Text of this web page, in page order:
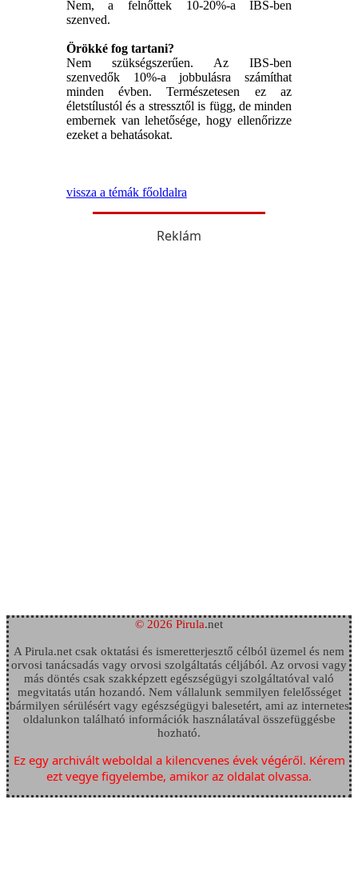
Nem, a felnőttek 10-20%-a IBS-ben
szenved.
Örökké fog tartani?
Nem szükségszerűen. Az IBS-ben
szenvedők 10%-a jobbulásra számíthat
minden évben. Természetesen ez az
életstílustól és a stressztől is függ, de minden
embernek van lehetősége, hogy ellenőrizze
ezeket a behatásokat.
vissza a témák főoldalra
Reklám
© 2026 Pirula.net
A Pirula.net csak oktatási és ismeretterjesztő célból üzemel és nem
orvosi tanácsadás vagy orvosi szolgáltatás céljából. Az orvosi vagy
más döntés csak szakképzett egészségügyi szolgáltatóval való
megvitatás után hozandó. Nem vállalunk semmilyen felelősséget
bármilyen sérülésért vagy egészségügyi balesetért, ami az internetes
oldalunkon található információk használatával összefüggésbe
hozható.
Ez egy archivált weboldal a kilencvenes évek végéről. Kérem
ezt vegye figyelembe, amikor az oldalat olvassa.